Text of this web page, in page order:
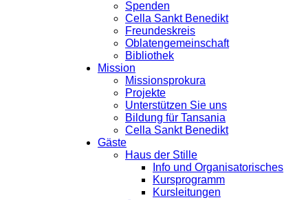
Spenden
Cella Sankt Benedikt
Freundeskreis
Oblatengemeinschaft
Bibliothek
Mission
Missionsprokura
Projekte
Unterstützen Sie uns
Bildung für Tansania
Cella Sankt Benedikt
Gäste
Haus der Stille
Info und Organisatorisches
Kursprogramm
Kursleitungen